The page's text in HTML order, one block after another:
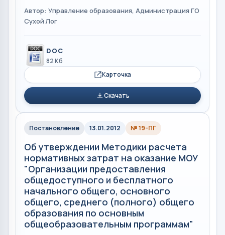
Автор: Управление образования, Администрация ГО
Сухой Лог
DOC
82 Кб
Карточка
Скачать
Постановление 13.01.2012 № 19-ПГ
Об утверждении Методики расчета
нормативных затрат на оказание МОУ
"Организации предоставления
общедоступного и бесплатного
начального общего, основного
общего, среднего (полного) общего
образования по основным
общеобразовательным программам"